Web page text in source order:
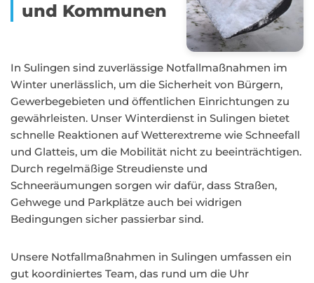
und Kommunen
In Sulingen sind zuverlässige Notfallmaßnahmen im
Winter unerlässlich, um die Sicherheit von Bürgern,
Gewerbegebieten und öffentlichen Einrichtungen zu
gewährleisten. Unser Winterdienst in Sulingen bietet
schnelle Reaktionen auf Wetterextreme wie Schneefall
und Glatteis, um die Mobilität nicht zu beeinträchtigen.
Durch regelmäßige Streudienste und
Schneeräumungen sorgen wir dafür, dass Straßen,
Gehwege und Parkplätze auch bei widrigen
Bedingungen sicher passierbar sind.
Unsere Notfallmaßnahmen in Sulingen umfassen ein
gut koordiniertes Team, das rund um die Uhr